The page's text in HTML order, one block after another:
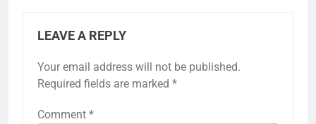
LEAVE A REPLY
Your email address will not be published.
Required fields are marked *
Comment *